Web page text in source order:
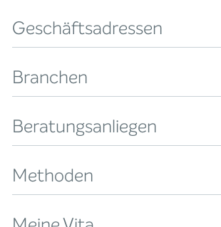
Geschäftsadressen
Branchen
Beratungsanliegen
Methoden